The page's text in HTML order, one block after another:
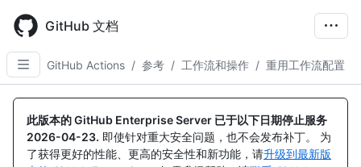
main
content
GitHub 文档
GitHub Actions / 参考 / 工作流和操作 / 重用工作流配置
此版本的 GitHub Enterprise Server 已于以下日期停止服务
2026-04-23. 即使针对重大安全问题，也不会发布补丁。 为
了获得更好的性能、更高的安全性和新功能，请升级到最新版